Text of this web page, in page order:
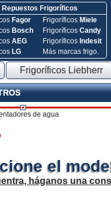
Repuestos Frigoríficos
Fagor
Bosch
AEG
LG
Frigoríficos Miele
FrigoríficosCandy
Frigoríficos Indesit
Más marcas frigo.
Frigoríficos Liebherr
de agua
el
háganos una